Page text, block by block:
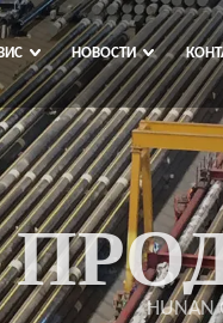
НОВОСТИ
HUNAN